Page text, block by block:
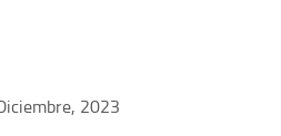
2023